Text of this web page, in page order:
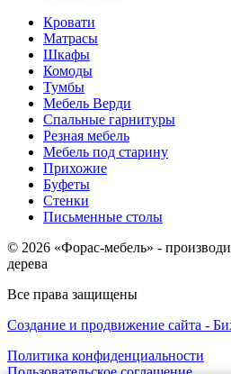
Кровати
Матрасы
Шкафы
Комоды
Тумбы
Мебель Верди
Спальные гарнитуры
Резная мебель
Мебель под старину
Прихожие
Буфеты
Стенки
Письменные столы
© 2026 «Форас-мебель» -
дерева
Все права защищены
Создание и продвижение сайта -
Политика конфиденциальности